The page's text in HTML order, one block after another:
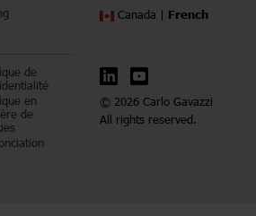
de
en
de
Canada | French
© 2026 Carlo Gavazzi
All rights reserved.